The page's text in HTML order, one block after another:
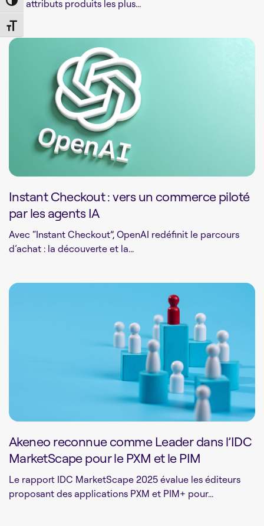
Toggle High Contrast
Toggle Font size
vos attributs produits les plus...
Instant Checkout : vers un commerce piloté
par les agents IA
Avec “Instant Checkout”, OpenAI redéfinit le parcours
d’achat : la découverte et la...
Akeneo reconnue comme Leader dans l’IDC
MarketScape pour le PXM et le PIM
Le rapport IDC MarketScape 2025 évalue les éditeurs
proposant des applications PXM et PIM+ pour...